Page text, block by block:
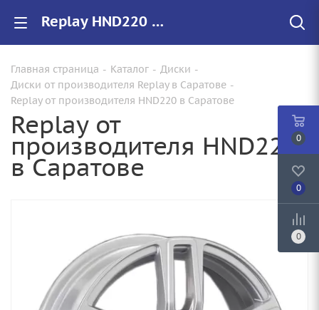
Replay HND220 купить в Саратове, низкие цены на автомобильные диски
Главная страница - Каталог - Диски -
Диски от производителя Replay в Саратове -
Replay от производителя HND220 в Саратове
Replay от
производителя HND220
в Саратове
0
0
0